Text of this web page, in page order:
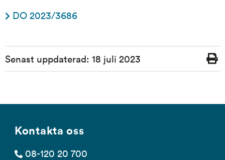
DO 2023/3686
Sidinformation
Senast uppdaterad: 18 juli 2023
Skriv
ut
Kontakta oss
08-120 20 700